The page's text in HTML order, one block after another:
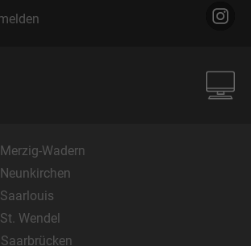
Wadern
Wendel